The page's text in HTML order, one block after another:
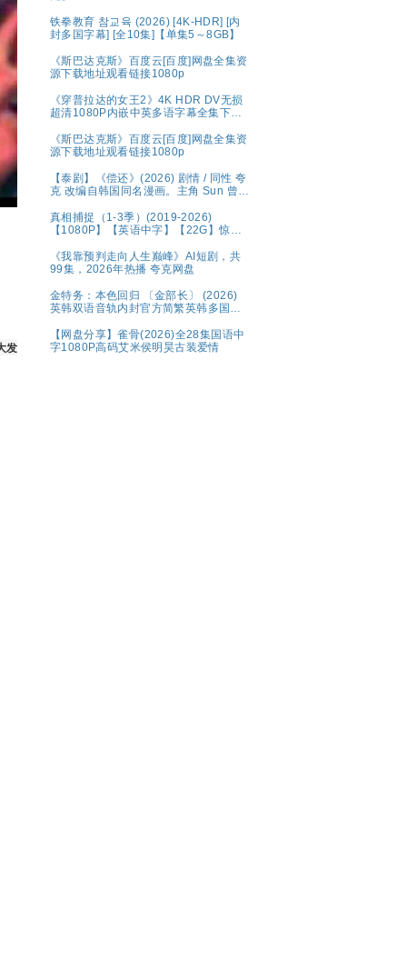
发傻气，弃官而走，
铁拳教育 참교육 (2026) [4K-HDR] [内
封多国字幕] [全10集]【单集5～8GB】
《斯巴达克斯》百度云[百度]网盘全集资
源下载地址观看链接1080p
《穿普拉达的女王2》4K HDR DV无损
超清1080P内嵌中英多语字幕全集下载
《斯巴达克斯》百度云[百度]网盘全集资
源下载地址观看链接1080p
【泰剧】《偿还》(2026) 剧情 / 同性 夸
克 改编自韩国同名漫画。主角 Sun 曾为
中展开复仇与救赎之路。
真相捕捉（1-3季）(2019-2026)
【1080P】【英语中字】【22G】惊悚
《我靠预判走向人生巅峰》AI短剧，共
99集，2026年热播 夸克网盘
金特务：本色回归 〔金部长〕 (2026)
英韩双语音轨内封官方简繁英韩多国字
3GB】
【网盘分享】雀骨(2026)全28集国语中
字1080P高码艾米侯明昊古装爱情